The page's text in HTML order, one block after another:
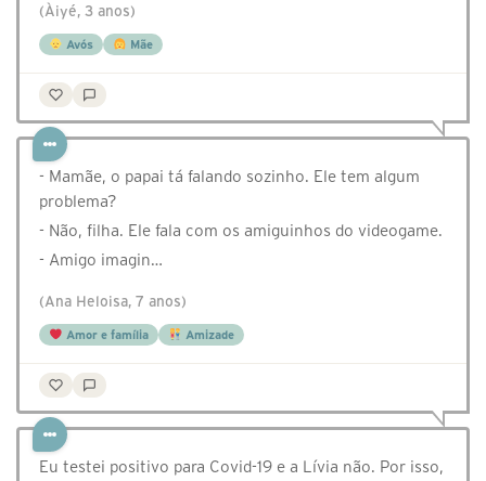
(Àiyé, 3 anos)
Avós Mãe
- Mamãe, o papai tá falando sozinho. Ele tem algum
problema?
- Não, filha. Ele fala com os amiguinhos do videogame.
- Amigo imagin…
(Ana Heloisa, 7 anos)
Amor e família Amizade
Eu testei positivo para Covid-19 e a Lívia não. Por isso,